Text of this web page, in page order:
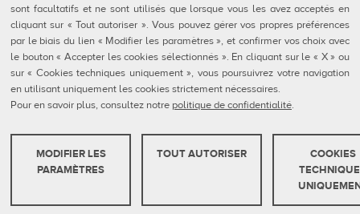
sont facultatifs et ne sont utilisés que lorsque vous les avez acceptés en
cliquant sur « Tout autoriser ». Vous pouvez gérer vos propres préférences
par le biais du lien « Modifier les paramètres », et confirmer vos choix avec
le bouton « Accepter les cookies sélectionnés ». En cliquant sur le « X » ou
sur « Cookies techniques uniquement », vous poursuivrez votre navigation
en utilisant uniquement les cookies strictement nécessaires.
Pour en savoir plus, consultez notre politique de confidentialité.
COOKIES TECHNIQUES
COOKIES
TOUT AUTORISER
MODIFIER LES
PARAMÈTRES
QubicaAMF Produits
Mendes
Entreprise
eShop
Contact
Formulaires FDS
Privacy Policy
Cookie Policy
Cookie Settings
Rapports De Dénonciation
Portail Client
QubicaAMF Europe spa - Via della Croce Coperta, 15 40128 Bologna, Italy - VAT
Copyright © 2026 Qubica Holdings s.r.l. All rights reserved.